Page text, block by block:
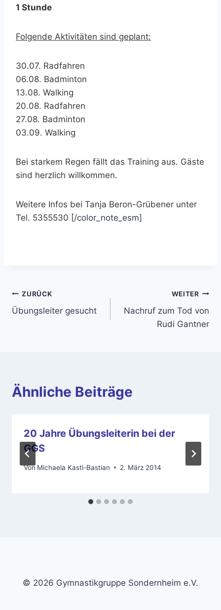
1 Stunde
Folgende Aktivitäten sind geplant:
30.07. Radfahren
06.08. Badminton
13.08. Walking
20.08. Radfahren
27.08. Badminton
03.09. Walking
Bei starkem Regen fällt das Training aus. Gäste
sind herzlich willkommen.
Weitere Infos bei Tanja Beron-Grübener unter
Tel. 5355530 [/color_note_esm]
Beitragsnavigation
ZURÜCK
Übungsleiter gesucht
WEITER
Nachruf zum Tod von
Rudi Gantner
Ähnliche Beiträge
20 Jahre Übungsleiterin bei der
GGS
Von Michaela Kastl-Bastian 2. März 2014
© 2026 Gymnastikgruppe Sondernheim e.V.